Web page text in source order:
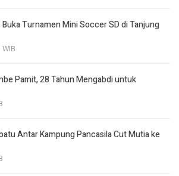
Buka Turnamen Mini Soccer SD di Tanjung
Pamit, 28 Tahun Mengabdi untuk
Antar Kampung Pancasila Cut Mutia ke